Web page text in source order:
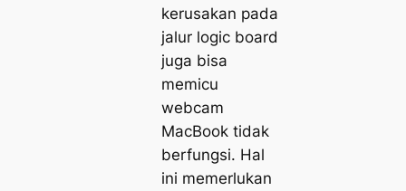
kerusakan pada
jalur logic board
juga bisa
memicu
webcam
MacBook tidak
berfungsi. Hal
ini memerlukan